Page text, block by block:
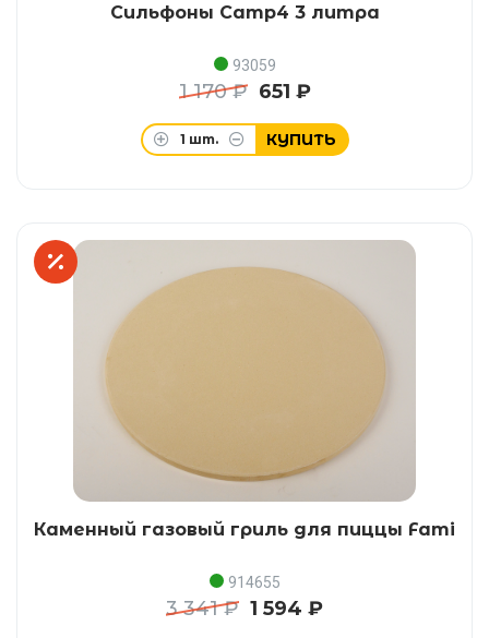
Сильфоны Camp4 3 литра
93059
1 170 ₽ 651 ₽
1 шт. КУПИТЬ
Каменный газовый гриль для пиццы Fami
914655
3 341 ₽ 1 594 ₽